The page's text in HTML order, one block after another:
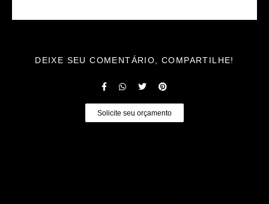
DEIXE SEU COMENTÁRIO, COMPARTILHE!
Solicite seu orçamento